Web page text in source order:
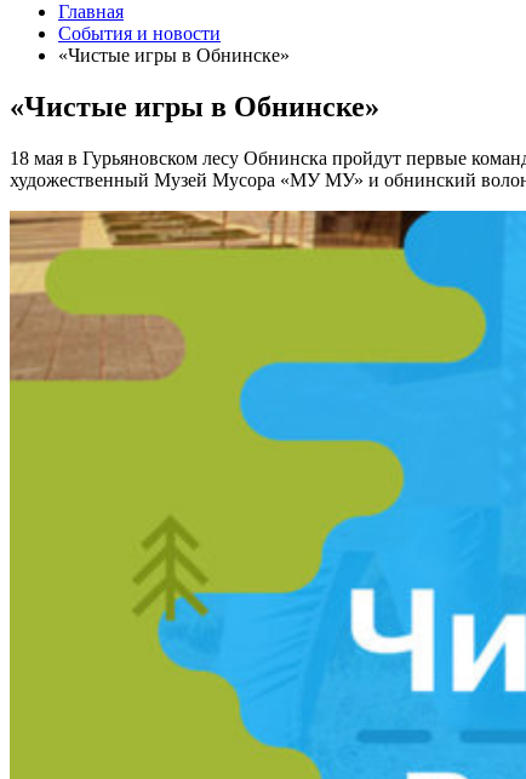
Главная
События и новости
«Чистые игры в Обнинске»
«Чистые игры в Обнинске»
18 мая в Гурьяновском лесу Обнинска пройдут первые
художественный Музей Мусора «МУ МУ» и обнинский